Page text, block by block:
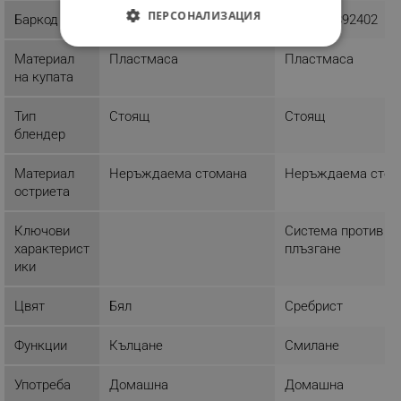
Баркод 8595150363249 4008496892402
Материал
на купата
Пластмаса Пластмаса
Тип
блендер
Стоящ Стоящ
Материал
остриета
Неръждаема стомана Неръждаема
Ключови
характерист
ики
Система против
плъзгане
Цвят Бял Сребрист
Функции Кълцане Смилане
Употреба Домашна Домашна
ПЕРСОНАЛИЗАЦИЯ
СТРОГО НЕОБХОДИМО
ТАРГЕТИРАНЕ
Таргетиране
Функционалност
потребителско влизане и управление на